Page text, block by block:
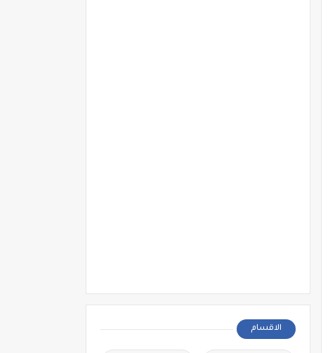
الاقسام